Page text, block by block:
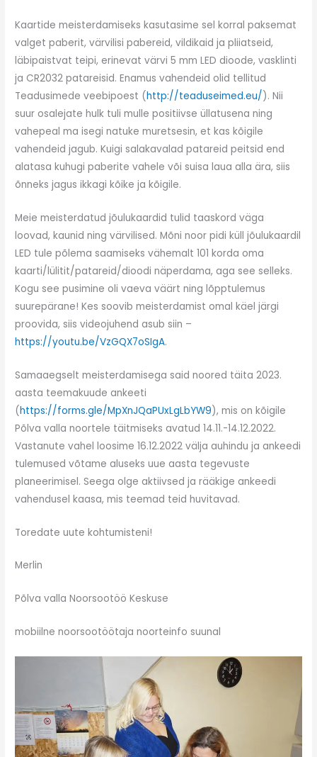
Kaartide meisterdamiseks kasutasime sel korral paksemat
valget paberit, värvilisi pabereid, vildikaid ja pliiatseid,
läbipaistvat teipi, erinevat värvi 5 mm LED dioode, vasklinti
ja CR2032 patareisid. Enamus vahendeid olid tellitud
Teadusimede veebipoest (http://teaduseimed.eu/). Nii
suur osalejate hulk tuli mulle positiivse üllatusena ning
vahepeal ma isegi natuke muretsesin, et kas kõigile
vahendeid jagub. Kuigi salakavalad patareid peitsid end
alatasa kuhugi paberite vahele või suisa laua alla ära, siis
õnneks jagus ikkagi kõike ja kõigile.
Meie meisterdatud jõulukaardid tulid taaskord väga
loovad, kaunid ning värvilised. Mõni noor pidi küll jõulukaardil
LED tule põlema saamiseks vähemalt 101 korda oma
kaarti/lülitit/patareid/dioodi näperdama, aga see selleks.
Kogu see pusimine oli vaeva väärt ning lõpptulemus
suurepärane! Kes soovib meisterdamist omal käel järgi
proovida, siis videojuhend asub siin –
https://youtu.be/VzGQX7oSIgA.
Samaaegselt meisterdamisega said noored täita 2023.
aasta teemakuude ankeeti
(https://forms.gle/MpXnJQaPUxLgLbYW9), mis on kõigile
Põlva valla noortele täitmiseks avatud 14.11.-14.12.2022.
Vastanute vahel loosime 16.12.2022 välja auhindu ja ankeedi
tulemused võtame aluseks uue aasta tegevuste
planeerimisel. Seega olge aktiivsed ja rääkige ankeedi
vahendusel kaasa, mis teemad teid huvitavad.
Toredate uute kohtumisteni!
Merlin
Põlva valla Noorsootöö Keskuse
mobiilne noorsootöötaja noorteinfo suunal